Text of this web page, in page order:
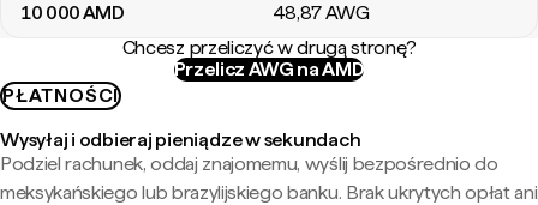
10 000AMD 48,87AWG
Chcesz przeliczyć w drugą stronę?
Przelicz AWG na AMD
PŁATNOŚCI
Wysyłaj i odbieraj pieniądze w sekundach
Podziel rachunek, oddaj znajomemu, wyślij bezpośrednio do
meksykańskiego lub brazylijskiego banku. Brak ukrytych opłat ani